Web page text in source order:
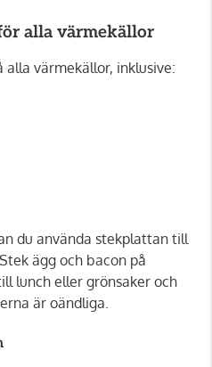
alla värmekällor
värmekällor, inklusive:
du använda stekplattan till
ägg och bacon på
lunch eller grönsaker och
är oändliga.